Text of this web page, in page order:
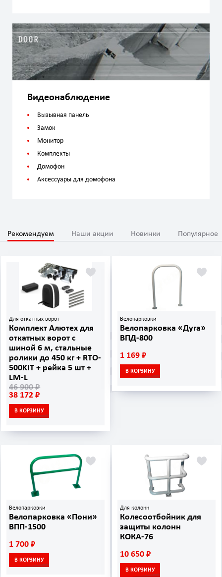
Видеонаблюдение
Вызывная панель
Замок
Монитор
Комплекты
Домофон
Аксессуары для домофона
Рекомендуем Наши акции Новинки Популярное
Для откатных ворот
Комплект Алютех для
откатных ворот с
шиной 6 м, стальные
ролики до 450 кг + RTO-
500KIT + рейка 5 шт +
LM-L
46 900 ₽
38 172 ₽
В КОРЗИНУ
Велопарковки
Велопарковка «Дуга»
ВПД-800
1 169 ₽
В КОРЗИНУ
Велопарковки
Велопарковка «Пони»
ВПП-1500
1 700 ₽
В КОРЗИНУ
Для колонн
Колесоотбойник для
защиты колонн
КОКА-76
10 650 ₽
В КОРЗИНУ